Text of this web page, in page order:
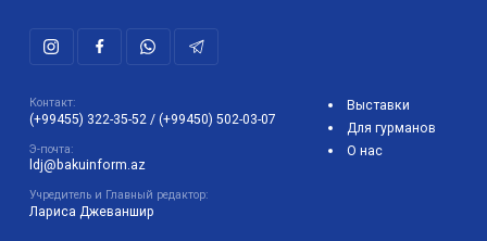
Контакт:
(+99455) 322-35-52 / (+99450) 502-03-07
Э-почта:
ldj@bakuinform.az
Учредитель и Главный редактор:
Лариса Джеваншир
Выставки
Для гурманов
О нас